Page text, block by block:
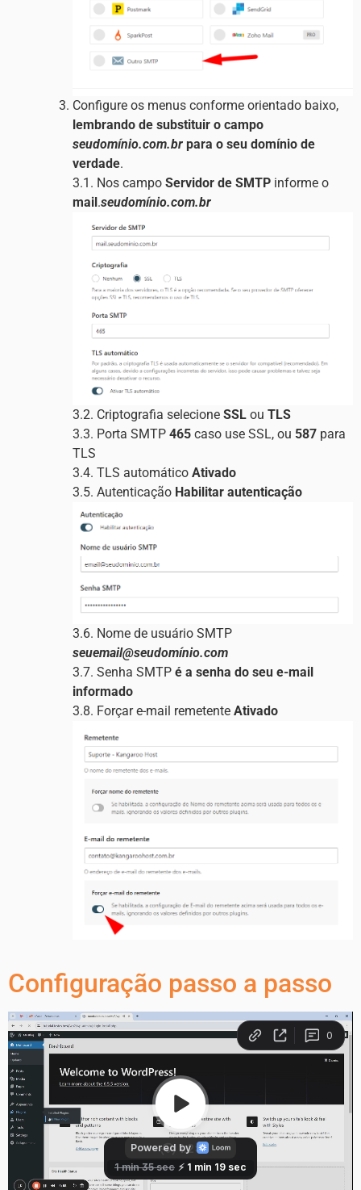
Configure os menus conforme orientado baixo,
lembrando de substituir o campo
seudomínio.com.br para o seu domínio de
verdade.
3.1. Nos campo Servidor de SMTP informe o
mail .seudomínio.com.br
3.2. Criptografia selecione SSL ou TLS
3.3. Porta SMTP 465 caso use SSL, ou 587 para
TLS
3.4. TLS automático Ativado
3.5. Autenticação Habilitar autenticação
3.6. Nome de usuário SMTP
seuemail@seudomínio.com
3.7. Senha SMTP é a senha do seu e-mail
informado
3.8. Forçar e-mail remetente Ativado
Configuração passo a passo